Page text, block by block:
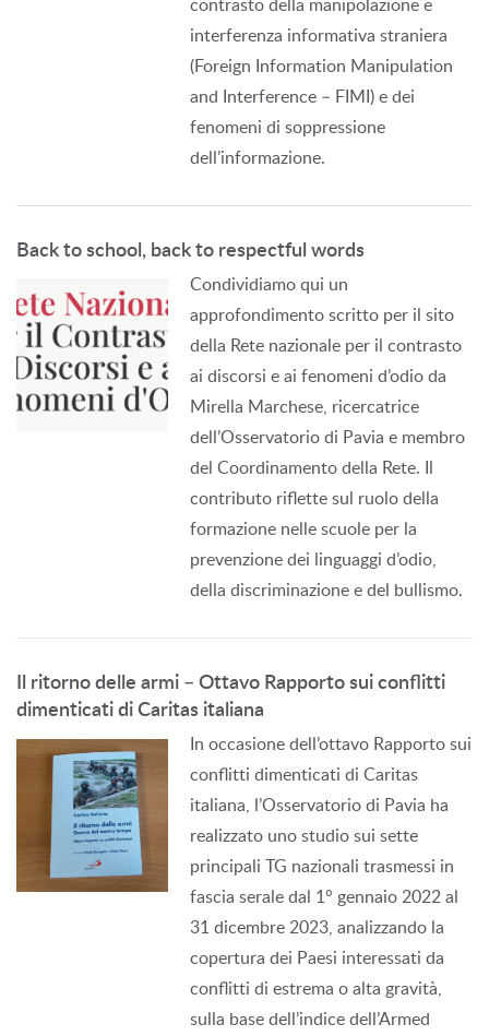
interferenza informativa straniera
(Foreign Information Manipulation
and Interference – FIMI) e dei
fenomeni di soppressione
dell’informazione.
Back to school, back to respectful words
Condividiamo qui un
approfondimento scritto per il sito
della Rete nazionale per il contrasto
ai discorsi e ai fenomeni d’odio da
Mirella Marchese, ricercatrice
dell’Osservatorio di Pavia e membro
del Coordinamento della Rete. Il
contributo riflette sul ruolo della
formazione nelle scuole per la
prevenzione dei linguaggi d’odio,
della discriminazione e del bullismo.
Il ritorno delle armi – Ottavo Rapporto sui conflitti
dimenticati di Caritas italiana
In occasione dell’ottavo Rapporto sui
conflitti dimenticati di Caritas
italiana, l’Osservatorio di Pavia ha
realizzato uno studio sui sette
principali TG nazionali trasmessi in
fascia serale dal 1° gennaio 2022 al
31 dicembre 2023, analizzando la
copertura dei Paesi interessati da
conflitti di estrema o alta gravità,
sulla base dell’indice dell’Armed